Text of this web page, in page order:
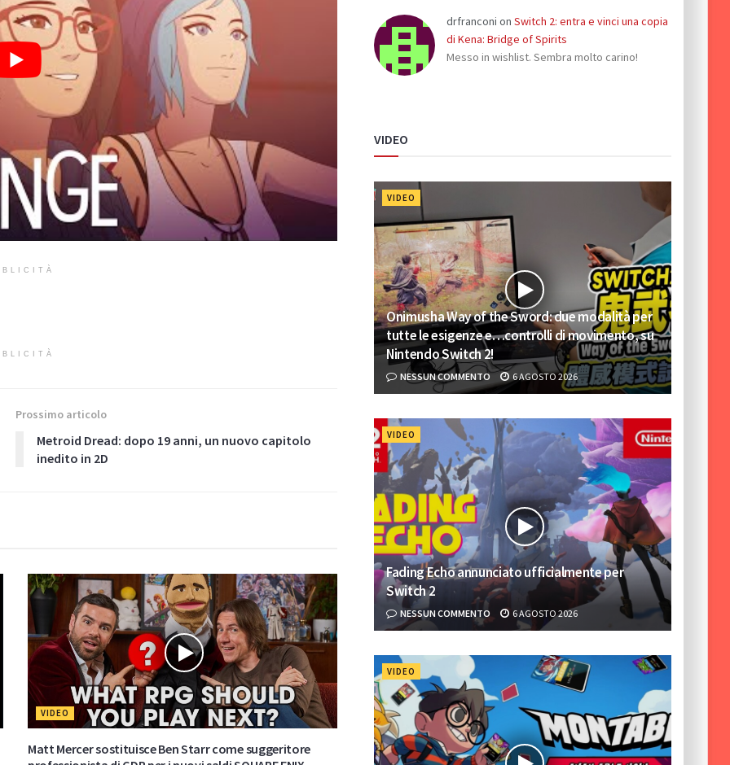
Prossimo articolo
Metroid Dread: dopo 19 anni, un nuovo capitolo
inedito in 2D
VIDEO
Matt Mercer sostituisce Ben Starr come suggeritore
drfranconi on Switch 2: entra e vinci una copia
di Kena: Bridge of Spirits
Messo in wishlist. Sembra molto carino!
VIDEO
VIDEO
Onimusha Way of the Sword: due modalità per
tutte le esigenze e…controlli di movimento, su
Nintendo Switch 2!
NESSUN COMMENTO 6 AGOSTO 2026
VIDEO
Fading Echo annunciato ufficialmente per
Switch 2
NESSUN COMMENTO 6 AGOSTO 2026
VIDEO